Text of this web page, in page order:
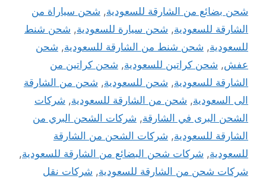
شحن بضائع من الشارقة للسعودية, شحن سياراة من
الشارقة للسعودية, شحن سيارة للسعودية, شحن شنط
للسعودية, شحن شنط من الشارقة للسعودية, شحن
عفش, شحن كراتين للسعودية, شحن كراتين من
الشارقة للسعودية, شحن للسعودية, شحن من الشارقة
الى السعودية, شحن من الشارقة للسعودية, شركات
الشحن البرى في الشارقة, شركات الشحن البري من
الشارقة للسعودية, شركات الشحن من الشارقة
للسعودية, شركات شحن البضائع من الشارقة للسعودية,
شركات شحن من الشارقة للسعودية, شركات نقل